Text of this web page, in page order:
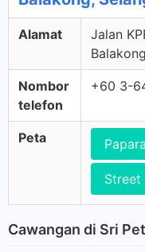
Alamat
Jalan
Nombor
telefon
+60 3-
Peta
Street
Cawangan di Sri